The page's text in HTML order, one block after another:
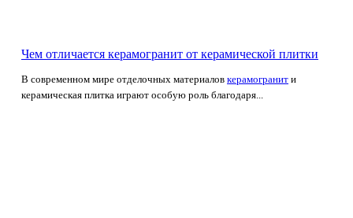
Чем отличается керамогранит от керамической плитки
В современном мире отделочных материалов керамогранит и
керамическая плитка играют особую роль благодаря...